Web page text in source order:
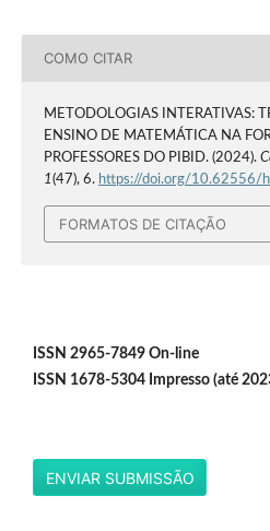
COMO CITAR
METODOLOGIAS INTERATIVAS:
ENSINO DE MATEMÁTICA NA
PROFESSORES DO PIBID. (2024).
1(47), 6. https://doi.org/10.62556/
FORMATOS DE CITAÇÃO
ISSN 2965-7849 On-line
ISSN 1678-5304 Impresso (até
ENVIAR SUBMISSÃO